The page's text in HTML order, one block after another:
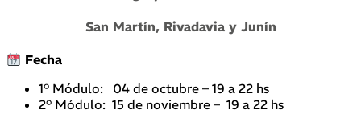
San Martín, Rivadavia y Junín
Fecha
1° Módulo: 04 de octubre – 19 a 22 hs
2° Módulo: 15 de noviembre – 19 a 22 hs